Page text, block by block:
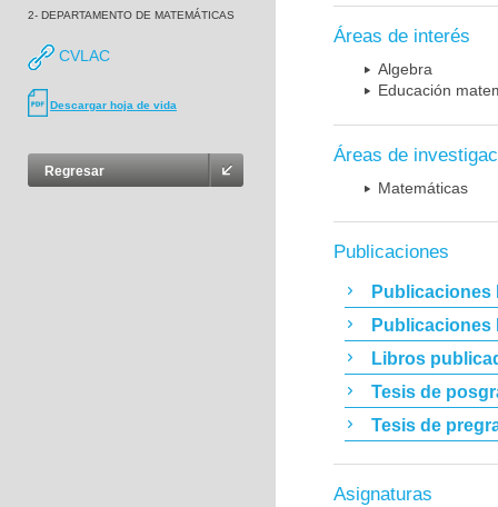
2- DEPARTAMENTO DE MATEMÁTICAS
CVLAC
Descargar hoja de vida
Regresar
Áreas de interés
Algebra
Educación
Áreas de
Matemáticas
Publicaciones
Publicaciones
Publicaciones
Libros
Tesis de
Tesis de
Asignaturas